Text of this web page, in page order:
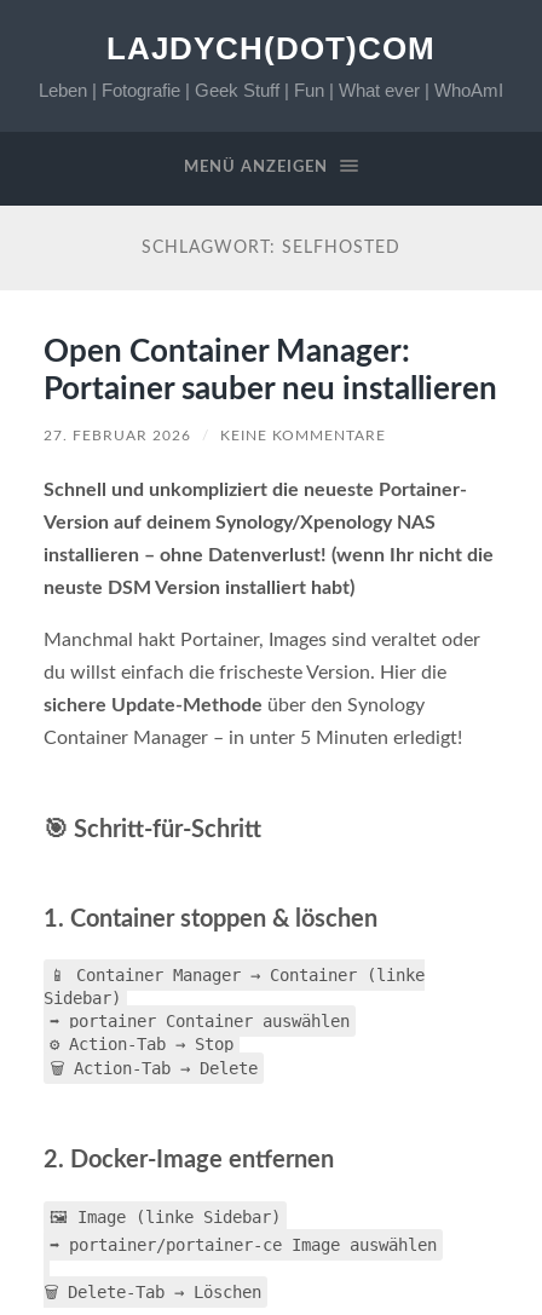
LAJDYCH(DOT)COM
Leben | Fotografie | Geek Stuff | Fun | What ever | WhoAmI
MENÜ ANZEIGEN
SCHLAGWORT: SELFHOSTED
Open Container Manager:
Portainer sauber neu installieren
27. FEBRUAR 2026 / KEINE KOMMENTARE
Schnell und unkompliziert die neueste Portainer-
Version auf deinem Synology/Xpenology NAS
installieren – ohne Datenverlust! (wenn Ihr nicht die
neuste DSM Version installiert habt)
Manchmal hakt Portainer, Images sind veraltet oder
du willst einfach die frischeste Version. Hier die
sichere Update-Methode über den Synology
Container Manager – in unter 5 Minuten erledigt!
🎯 Schritt-für-Schritt
1. Container stoppen & löschen
📱 Container Manager → Container (linke
Sidebar)
➡️ portainer Container auswählen
⚙️ Action-Tab → Stop
🗑️ Action-Tab → Delete
2. Docker-Image entfernen
🖼️ Image (linke Sidebar)
➡️ portainer/portainer-ce Image auswählen
🗑️ Delete-Tab → Löschen